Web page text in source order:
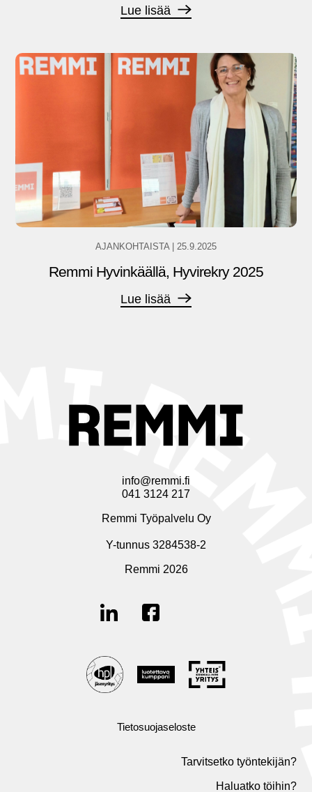
Lue lisää
AJANKOHTAISTA 25.9.2025
Remmi Hyvinkäällä, Hyvirekry 2025
Lue lisää
info@remmi.fi
041 3124 217
Remmi Työpalvelu Oy
Y-tunnus 3284538-2
Remmi 2026
Tietosuojaseloste
Tarvitsetko työntekijän?
Haluatko töihin?